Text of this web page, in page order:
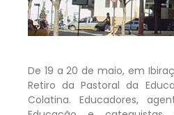
De 19 a 20 de maio, em
Retiro da Pastoral da
Colatina. Educadores,